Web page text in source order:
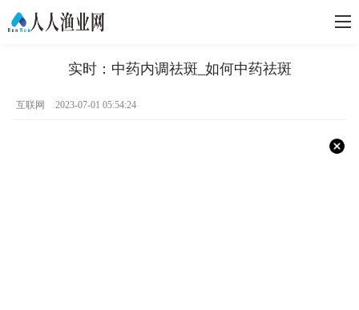
实时：中药内调祛斑_如何中药祛斑
互联网 2023-07-01 05:54:24